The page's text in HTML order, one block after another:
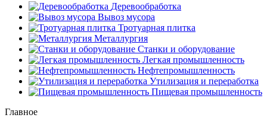
Деревообработка
Вывоз мусора
Тротуарная плитка
Металлургия
Станки и оборудование
Легкая промышленность
Нефтепромышленность
Утилизация и переработка
Пищевая промышленность
Главное